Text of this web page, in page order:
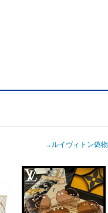
→ ルイヴィトン偽物